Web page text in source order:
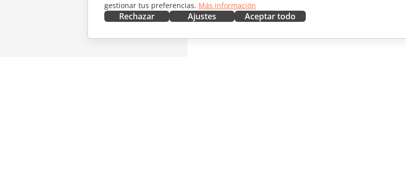
gestionar tus preferencias. Más información
Rechazar Ajustes Aceptar todo